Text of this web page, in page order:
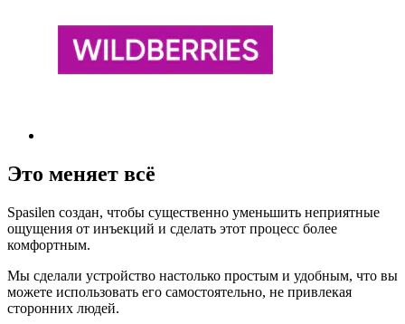
Это меняет всё
Spasilen создан, чтобы существенно уменьшить неприятные
ощущения от инъекций и сделать этот процесс более
комфортным.
Мы сделали устройство настолько простым и удобным, что вы
можете использовать его самостоятельно, не привлекая
сторонних людей.